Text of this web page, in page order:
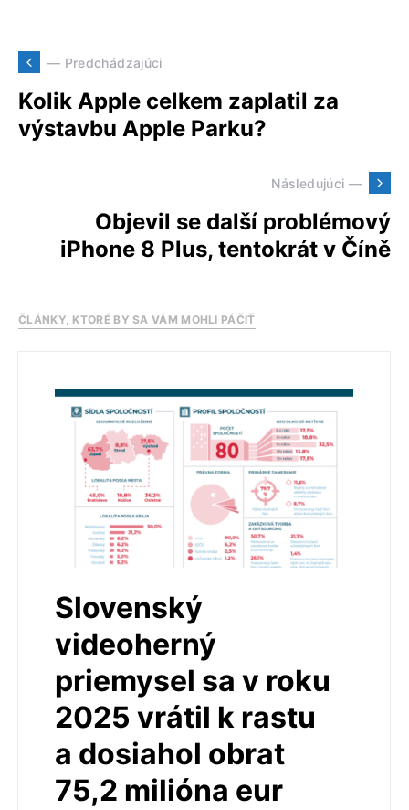
— Predchádzajúci
Kolik Apple celkem zaplatil za
výstavbu Apple Parku?
Následujúci —
Objevil se další problémový
iPhone 8 Plus, tentokrát v Číně
ČLÁNKY, KTORÉ BY SA VÁM MOHLI PÁČIŤ
Slovenský
videoherný
priemysel sa v roku
2025 vrátil k rastu
a dosiahol obrat
75,2 milióna eur